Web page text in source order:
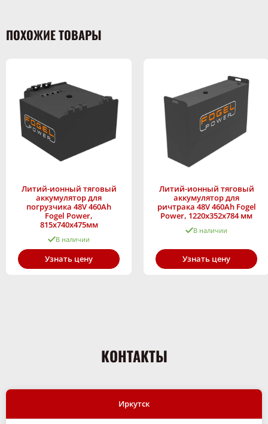
ПОХОЖИЕ ТОВАРЫ
Литий-ионный тяговый
аккумулятор для
погрузчика 48V 460Ah
Fogel Power,
815x740x475мм
В наличии
Узнать цену
Литий-ионный тяговый
аккумулятор для
ричтрака 48V 460Ah Fogel
Power, 1220x352x784 мм
В наличии
Узнать цену
КОНТАКТЫ
Иркутск